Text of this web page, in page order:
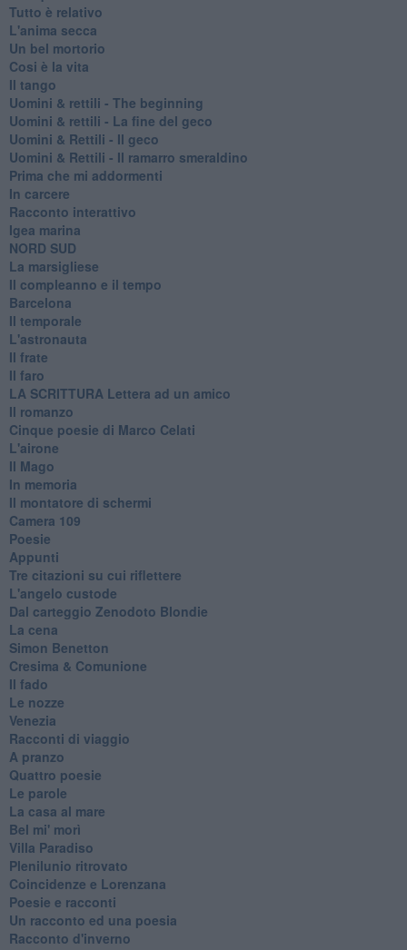
Tutto è relativo
L'anima secca
Un bel mortorio
Cosi è la vita
Il tango
​Uomini & rettili - The beginning
​Uomini & rettili - La fine del geco
Uomini & Rettili - Il geco
Uomini & Rettili - Il ramarro smeraldino
Prima che mi addormenti
In carcere
Racconto interattivo
Igea marina
​NORD SUD
La marsigliese
Il compleanno e il tempo
Barcelona
Il temporale
L'astronauta
Il frate
Il faro
​LA SCRITTURA Lettera ad un amico
Il romanzo
Cinque poesie di Marco Celati
L'airone
Il Mago
In memoria
Il montatore di schermi
Camera 109
Poesie
Appunti
Tre citazioni su cui riflettere
L'angelo custode
Dal carteggio Zenodoto Blondie
La cena
Simon Benetton
Cresima & Comunione
Il fado
Le nozze
Venezia
Racconti di viaggio
A pranzo
Quattro poesie
Le parole
La casa al mare
Bel mi' morì
Villa Paradiso
Plenilunio ritrovato
Coincidenze e Lorenzana
Poesie e racconti
Un racconto ed una poesia
Racconto d'inverno